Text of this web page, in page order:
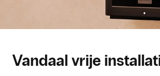
Vandaal vrije